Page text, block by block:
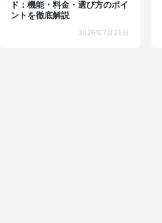
ド：機能・料金・選び方のポイ
ントを徹底解説
2026年7月21日